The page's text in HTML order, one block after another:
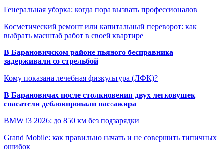
Генеральная уборка: когда пора вызвать профессионалов
Косметический ремонт или капитальный переворот: как
выбрать масштаб работ в своей квартире
В Барановичском районе пьяного бесправника
задерживали со стрельбой
Кому показана лечебная физкультура (ЛФК)?
В Барановичах после столкновения двух легковушек
спасатели деблокировали пассажира
BMW i3 2026: до 850 км без подзарядки
Grand Mobile: как правильно начать и не совершить типичных
ошибок